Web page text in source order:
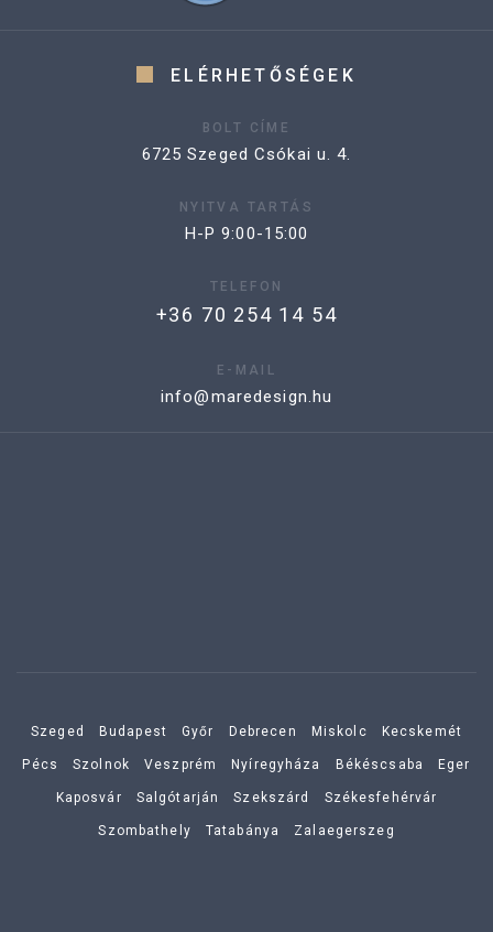
ELÉRHETŐSÉGEK
BOLT CÍME
6725 Szeged Csókai u. 4.
NYITVA TARTÁS
H-P 9:00-15:00
TELEFON
+36 70 254 14 54
E-MAIL
info@maredesign.hu
Szeged Budapest Győr Debrecen Miskolc Kecskemét
Pécs Szolnok Veszprém Nyíregyháza Békéscsaba Eger
Kaposvár Salgótarján Szekszárd Székesfehérvár
Szombathely Tatabánya Zalaegerszeg